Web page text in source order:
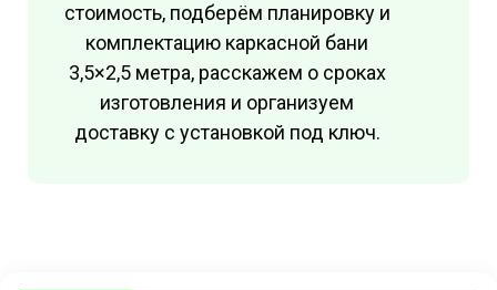
стоимость, подберём планировку и
комплектацию каркасной бани
3,5×2,5 метра, расскажем о сроках
изготовления и организуем
доставку с установкой под ключ.